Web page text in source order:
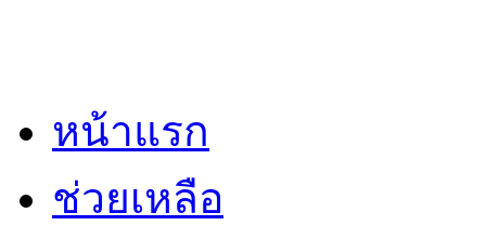
หน้าแรก
ช่วยเหลือ